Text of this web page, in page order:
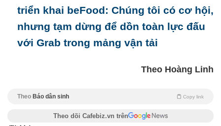
triển khai beFood: Chúng tôi có cơ hội,
nhưng tạm dừng để dồn toàn lực đấu
với Grab trong mảng vận tải
Theo Hoàng Linh
Theo Báo dân sinh Copy link
Theo dõi Cafebiz.vn trên